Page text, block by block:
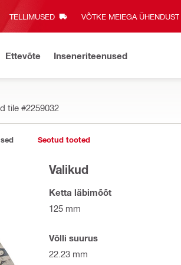
TELLIMUSED VÕTKE MEIEGA ÜHENDUST‎
Ettevõte Inseneriteenused
tile #2259032
Seotud tooted
Valikud
Ketta läbimõõt
125 mm
Võlli suurus
22.23 mm